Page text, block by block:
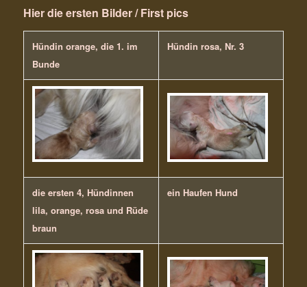
Hier die ersten Bilder / First pics
Hündin orange, die 1. im
Bunde
Hündin rosa, Nr. 3
die ersten 4, Hündinnen
lila, orange, rosa und Rüde
braun
ein Haufen Hund